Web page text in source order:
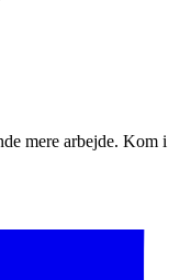
mere arbejde. Kom i